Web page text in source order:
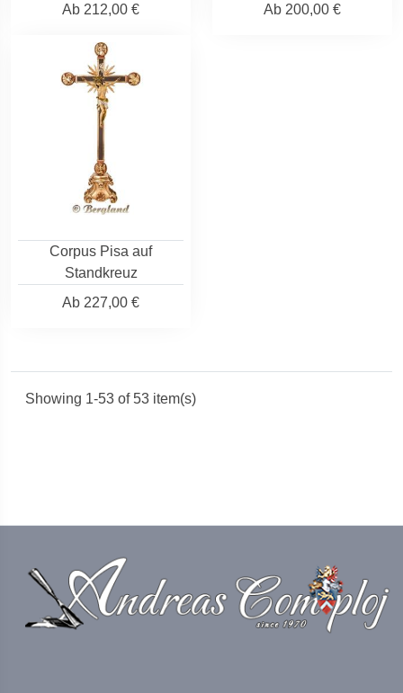
Ab 212,00 €
Ab 200,00 €
Corpus Pisa auf
Standkreuz
Ab 227,00 €
Showing 1-53 of 53 item(s)